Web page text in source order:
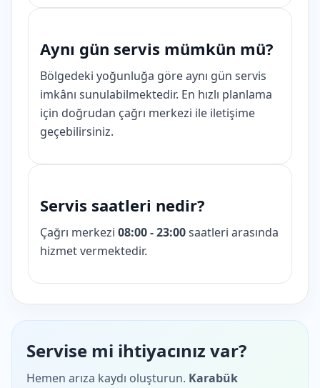
Aynı gün servis mümkün mü?
Bölgedeki yoğunluğa göre aynı gün servis
imkânı sunulabilmektedir. En hızlı planlama
için doğrudan çağrı merkezi ile iletişime
geçebilirsiniz.
Servis saatleri nedir?
Çağrı merkezi 08:00 - 23:00saatleri arasında
hizmet vermektedir.
Servise mi ihtiyacınız var?
Hemen arıza kaydı oluşturun. Karabük